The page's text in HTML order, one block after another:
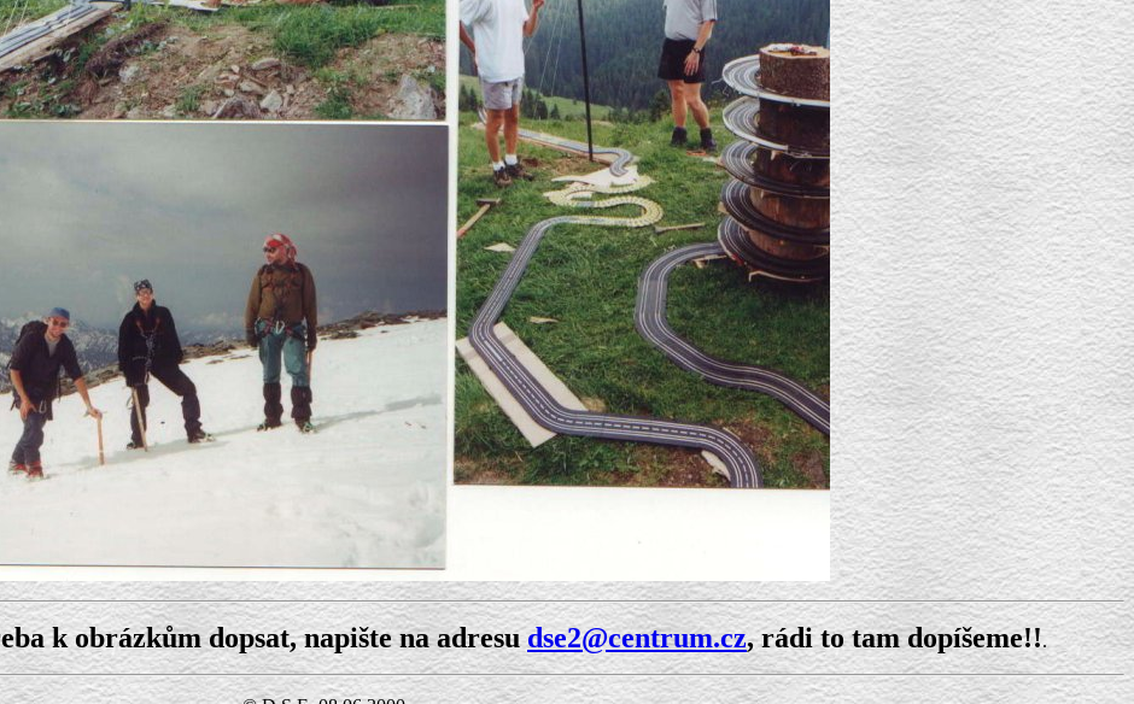
k obrázkům dopsat, napište na adresudse2@centrum.cz, rádi to tam dopíšeme!!.